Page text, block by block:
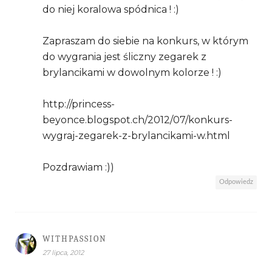
do niej koralowa spódnica ! :)
Zapraszam do siebie na konkurs, w którym
do wygrania jest śliczny zegarek z
brylancikami w dowolnym kolorze ! :)
http://princess-
beyonce.blogspot.ch/2012/07/konkurs-
wygraj-zegarek-z-brylancikami-w.html
Pozdrawiam :))
Odpowiedz
WITHPASSION
27 lipca, 2012